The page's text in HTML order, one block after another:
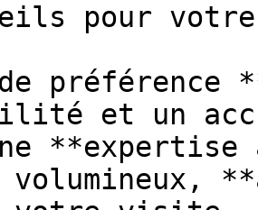
pour
préférence
et un
**expertise